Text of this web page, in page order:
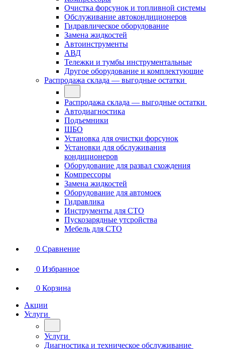
Очистка форсунок и топливной системы
Обслуживание автокондиционеров
Гидравлическое оборудование
Замена жидкостей
Автоинструменты
АВД
Тележки и тумбы инструментальные
Другое оборудование и комплектующие
Распродажа склада — выгодные остатки
Распродажа склада — выгодные остатки
Автодиагностика
Подъемники
ШБО
Установка для очистки форсунок
Установки для обслуживания
кондиционеров
Оборудование для развал схождения
Компрессоры
Замена жидкостей
Оборудование для автомоек
Гидравлика
Инструменты для СТО
Пускозарядные утсройства
Мебель для СТО
0 Сравнение
0 Избранное
0 Корзина
Акции
Услуги
Услуги
Диагностика и техническое обслуживание